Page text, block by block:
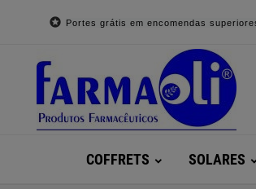
 Portes grátis em encomendas
COFFRETS SOLARES